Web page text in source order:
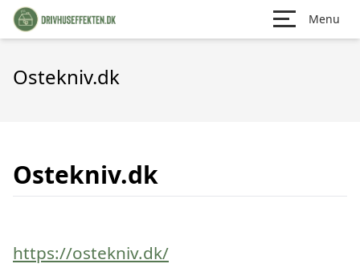
Menu
Ostekniv.dk
Ostekniv.dk
https://ostekniv.dk/